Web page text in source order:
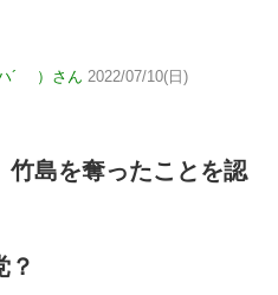
ハ´ ）さん 2022/07/10(日)
竹島を奪ったことを認
？